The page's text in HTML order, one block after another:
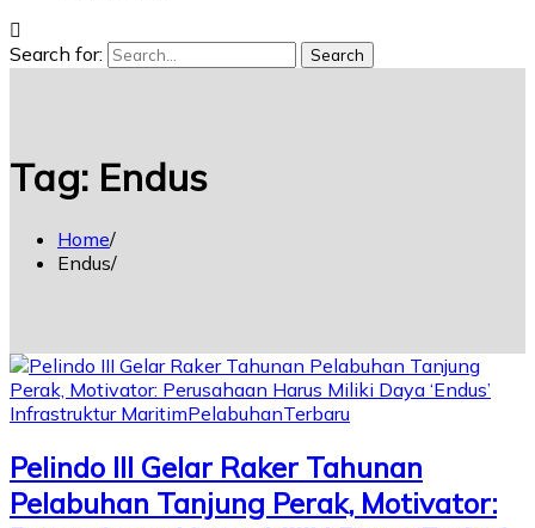
Search for: Search
Tag: Endus
Home
Endus
Infrastruktur MaritimPelabuhanTerbaru
Pelindo III Gelar Raker Tahunan
Pelabuhan Tanjung Perak, Motivator: